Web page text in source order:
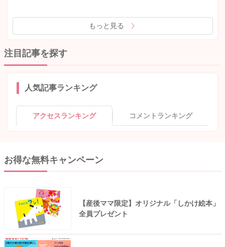
もっと見る
注目記事を探す
人気記事ランキング
アクセスランキング コメントランキング
お得な無料キャンペーン
【産後ママ限定】オリジナル「しかけ絵本」
全員プレゼント